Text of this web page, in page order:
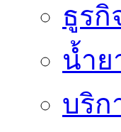
ธูรกิ
น้ำย
บริก